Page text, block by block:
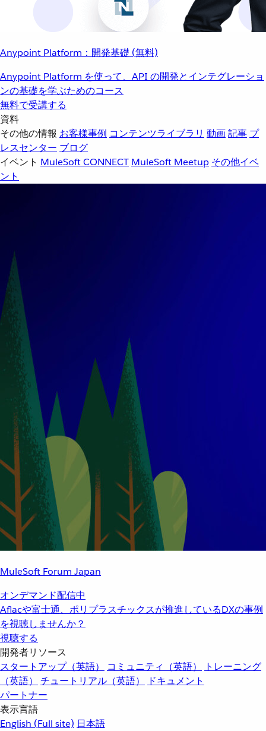
Anypoint Platform：開発基礎 (無料)
Anypoint Platform を使って、API の開発とインテグレーショ
ンの基礎を学ぶためのコース
無料で受講する
資料
その他の情報 お客様事例 コンテンツライブラリ 動画記事 プ
レスセンター ブログ
イベント MuleSoft CONNECT MuleSoft Meetup その他イベ
ント
MuleSoft Forum Japan
オンデマンド配信中
Aflacや富士通、ポリプラスチックスが推進しているDXの事例
を視聴しませんか？
視聴する
開発者リソース
スタートアップ（英語）
コミュニティ（英語）
トレーニング
（英語）
チュートリアル（英語）
ドキュメント
パートナー
表示言語
English (Full site) 日本語